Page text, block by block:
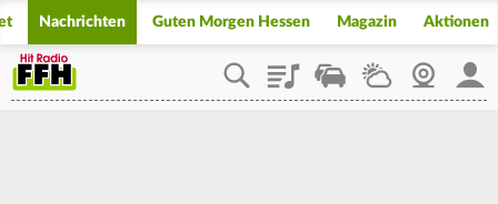
Nachrichten Guten Morgen Hessen Magazin Aktionen
PlaylistStaupilotWetterWebcam